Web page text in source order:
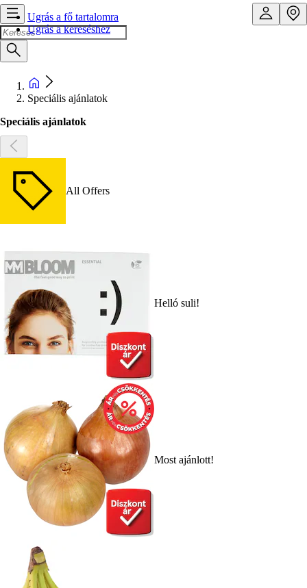
Ugrás a fő tartalomra
Ugrás a kereséshez
Speciális ajánlatok
Speciális ajánlatok
All Offers
Helló suli!
Most ajánlott!